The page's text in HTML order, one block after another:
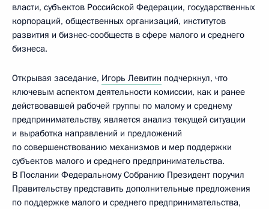
власти, субъектов Российской Федерации, государственных
корпораций, общественных организаций, институтов
развития и бизнес-сообществ в сфере малого и среднего
бизнеса.
Открывая заседание, Игорь Левитин подчеркнул, что
ключевым аспектом деятельности комиссии, как и ранее
действовавшей рабочей группы по малому и среднему
предпринимательству, является анализ текущей ситуации
и выработка направлений и предложений
по совершенствованию механизмов и мер поддержки
субъектов малого и среднего предпринимательства.
В Послании Федеральному Собранию Президент поручил
Правительству представить дополнительные предложения
по поддержке малого и среднего предпринимательства,